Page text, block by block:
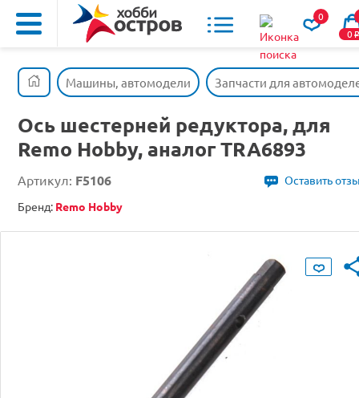
0
0o
Машины, автомодели Запчасти для
Ось шестерней редуктора, для
Remo Hobby, аналог TRA6893
Артикул: F5106
Оставить
Бренд: Remo Hobby